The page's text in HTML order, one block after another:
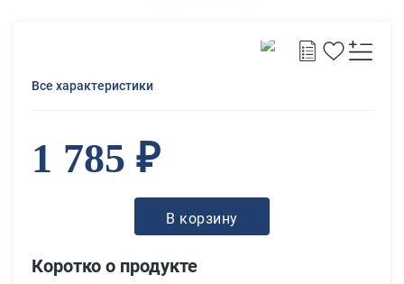
Коротко о продукте
Все характеристики
1 785 ₽
В корзину